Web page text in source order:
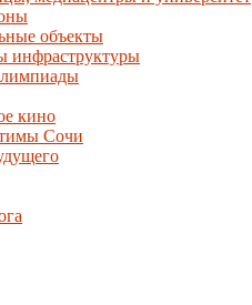
объекты
инфраструктуры
кино
Сочи